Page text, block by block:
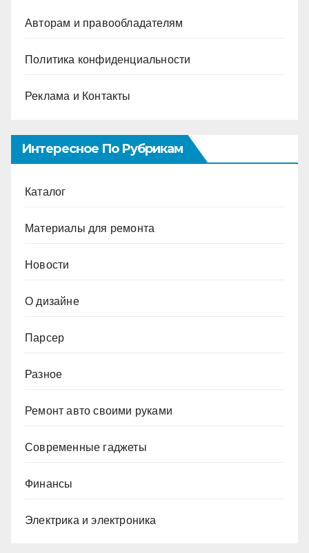
Авторам и правообладателям
Политика конфиденциальности
Реклама и Контакты
Интересное По Рубрикам
Каталог
Материалы для ремонта
Новости
О дизайне
Парсер
Разное
Ремонт авто своими руками
Современные гаджеты
Финансы
Электрика и электроника